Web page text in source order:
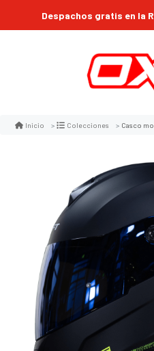
Despachos gratis en la
Inicio Colecciones Casco moto shaft